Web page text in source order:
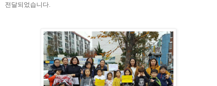
전달되었습니다.